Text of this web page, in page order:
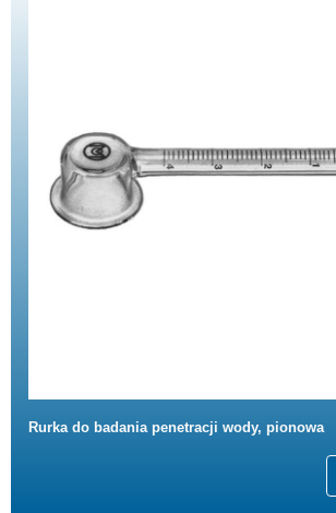
Rurka do badania penetracji wody, pionowa